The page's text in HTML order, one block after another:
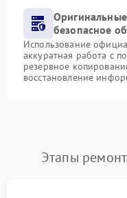
безопасное
Использование
аккуратная работа с
резервное
восстановление
Этапы